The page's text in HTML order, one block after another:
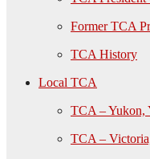
Former TCA
TCA History
Local TCA
TCA – Yukon,
TCA –